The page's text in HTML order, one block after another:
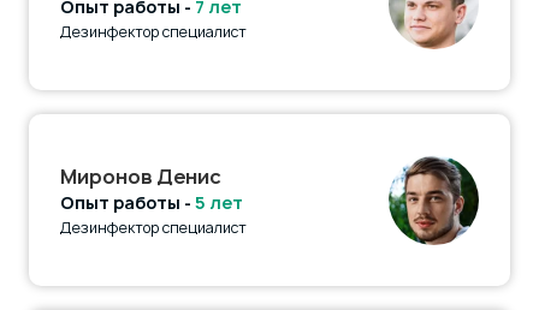
Опыт работы - 7 лет
Дезинфектор специалист
Миронов Денис
Опыт работы - 5 лет
Дезинфектор специалист